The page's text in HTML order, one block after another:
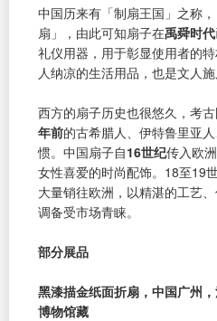
中国历来有「制扇王国」之称
扇」，由此可知扇子在禹舜时代
礼仪用器，用于彰显使用者的
人纳凉的生活用品，也是文人施
西方的扇子历史也很悠久，考古
年前的古希腊人、伊特鲁里亚
惯。中国扇子自16世纪传入欧
女性喜爱的时尚配饰。18至19
大量销往欧洲，以精湛的工艺
调备受市场青睐。
部分展品
黑漆描金纸面折扇，中国广州
博物馆藏